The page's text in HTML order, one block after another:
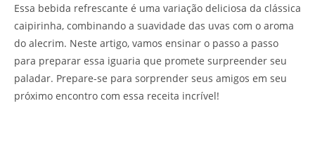
Essa bebida refrescante é uma variação deliciosa da clássica
caipirinha, combinando a suavidade das uvas com o aroma
do alecrim. Neste artigo, vamos ensinar o passo a passo
para preparar essa iguaria que promete surpreender seu
paladar. Prepare-se para sorprender seus amigos em seu
próximo encontro com essa receita incrível!